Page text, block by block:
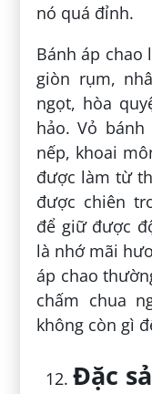
nó quá đỉnh.
Bánh áp chao
giòn rụm,
ngọt, hòa
hảo. Vỏ
nếp, khoai
được làm từ
được chiên
để giữ được
là nhớ mãi
áp chao
chấm chua
không còn gì
Đặc